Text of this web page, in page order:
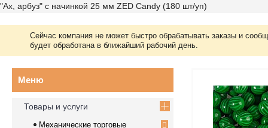
"Ах, арбуз" с начинкой 25 мм ZED Candy (180 шт/уп)
Сейчас компания не может быстро обрабатывать заказы и
будет обработана в ближайший рабочий день.
Товары и услуги
Механические торговые